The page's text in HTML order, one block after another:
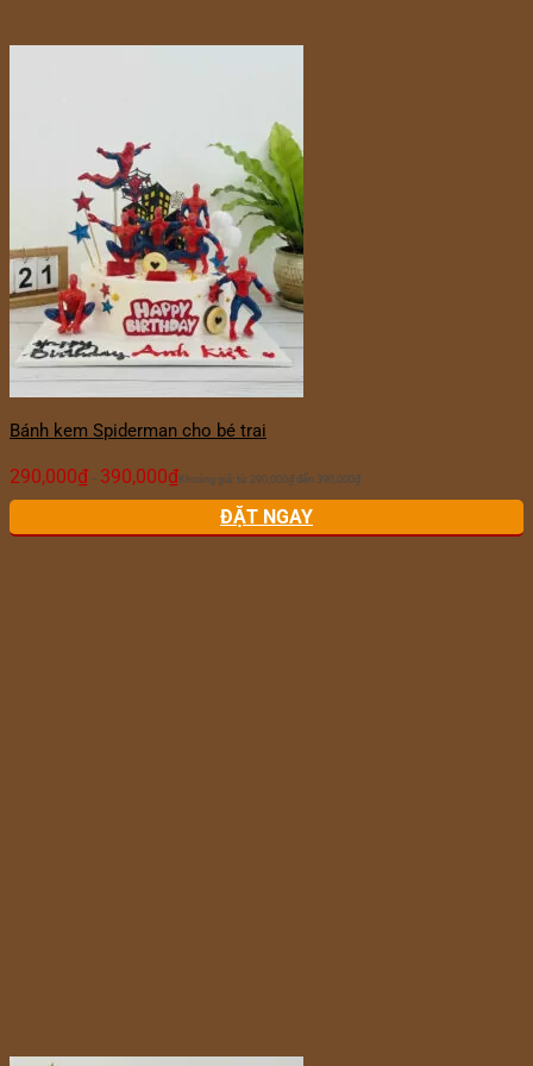
Bánh kem Spiderman cho bé trai
290,000₫ – 390,000₫ Khoảng giá: từ 290,000₫ đến 390,000₫
ĐẶT NGAY